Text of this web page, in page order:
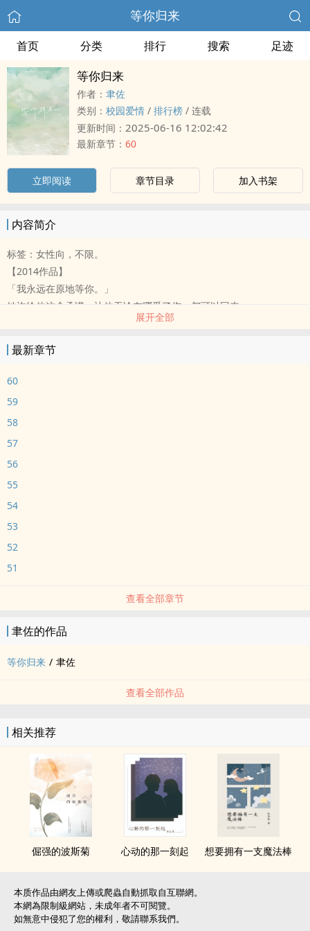
等你归来
首页 分类 排行 搜索 足迹
等你归来
作者： 聿佐
类别： 校园爱情 / 排行榜 / 连载
更新时间： 2025-06-16 12:02:42
最新章节： 60
立即阅读 章节目录 加入书架
内容简介
标签：女性向，不限。
【2014作品】
「我永远在原地等你。」
她许给他这个承诺，让他无论在哪受了伤，都可以回来。
但当她受了伤，却没让他知道。
明知道总有一个人，这辈子不会再回来。
-
BGM：宋冬野 - 关忆北
展开全部
最新章节
60
59
58
57
56
55
54
53
52
51
查看全部章节
聿佐的作品
等你归来 / 聿佐
查看全部作品
相关推荐
倔强的波斯菊 心动的那一刻起 想要拥有一支魔法棒
本质作品由網友上傳或爬蟲自動抓取自互聯網。
本網為限制級網站，未成年者不可閱覽。
如無意中侵犯了您的權利，敬請聯系我們。